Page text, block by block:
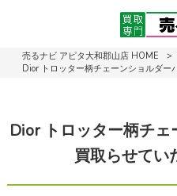
売るナビ アピタ大和郡山店 HOME >
Dior トロッター柄チェーンショルダー
Dior トロッター柄チ
買取らせてい